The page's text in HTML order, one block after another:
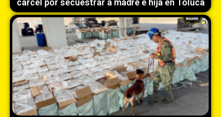
cárcel por secuestrar a madre e hija en Toluca